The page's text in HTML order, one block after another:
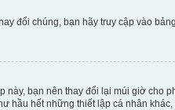
đổi chúng, bạn hãy truy cập vào
bạn nên thay đổi lại múi giờ cho
hầu hết những thiết lập cá nhân